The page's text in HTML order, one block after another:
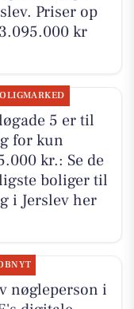
Priser op
kr
5 er til
for kun
kr.: Se de
boliger til
i Jerslev her
nøgleperson i